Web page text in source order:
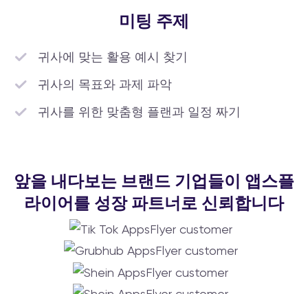
미팅 주제
귀사에 맞는 활용 예시 찾기
귀사의 목표와 과제 파악
귀사를 위한 맞춤형 플랜과 일정 짜기
앞을 내다보는 브랜드 기업들이 앱스플
라이어를 성장 파트너로 신뢰합니다